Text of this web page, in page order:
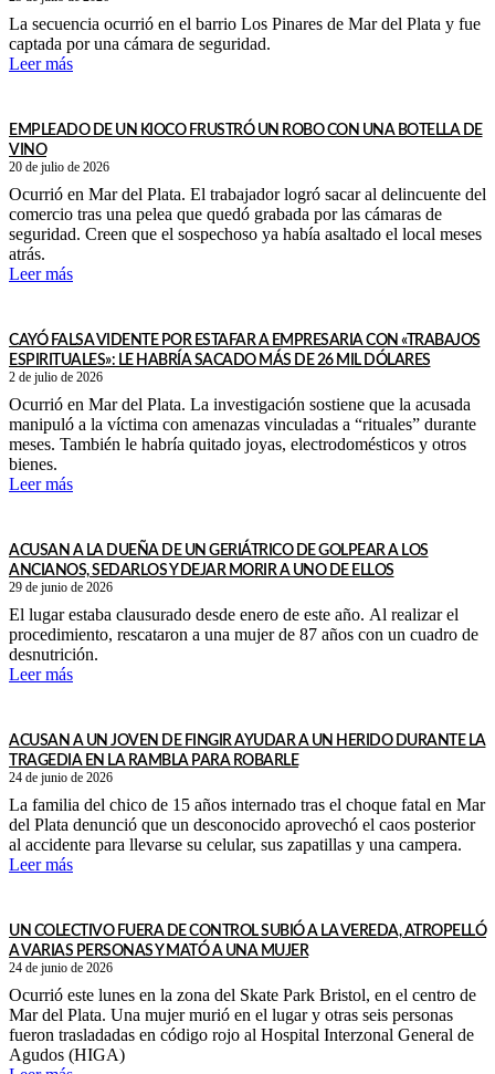
La secuencia ocurrió en el barrio Los Pinares de Mar del Plata y fue
captada por una cámara de seguridad.
Leer más
EMPLEADO DE UN KIOCO FRUSTRÓ UN ROBO CON UNA BOTELLA DE
VINO
20 de julio de 2026
Ocurrió en Mar del Plata. El trabajador logró sacar al delincuente del
comercio tras una pelea que quedó grabada por las cámaras de
seguridad. Creen que el sospechoso ya había asaltado el local meses
atrás.
Leer más
CAYÓ FALSA VIDENTE POR ESTAFAR A EMPRESARIA CON «TRABAJOS
ESPIRITUALES»: LE HABRÍA SACADO MÁS DE 26 MIL DÓLARES
2 de julio de 2026
Ocurrió en Mar del Plata. La investigación sostiene que la acusada
manipuló a la víctima con amenazas vinculadas a “rituales” durante
meses. También le habría quitado joyas, electrodomésticos y otros
bienes.
Leer más
ACUSAN A LA DUEÑA DE UN GERIÁTRICO DE GOLPEAR A LOS
ANCIANOS, SEDARLOS Y DEJAR MORIR A UNO DE ELLOS
29 de junio de 2026
El lugar estaba clausurado desde enero de este año. Al realizar el
procedimiento, rescataron a una mujer de 87 años con un cuadro de
desnutrición.
Leer más
ACUSAN A UN JOVEN DE FINGIR AYUDAR A UN HERIDO DURANTE LA
TRAGEDIA EN LA RAMBLA PARA ROBARLE
24 de junio de 2026
La familia del chico de 15 años internado tras el choque fatal en Mar
del Plata denunció que un desconocido aprovechó el caos posterior
al accidente para llevarse su celular, sus zapatillas y una campera.
Leer más
UN COLECTIVO FUERA DE CONTROL SUBIÓ A LA VEREDA, ATROPELLÓ
A VARIAS PERSONAS Y MATÓ A UNA MUJER
24 de junio de 2026
Ocurrió este lunes en la zona del Skate Park Bristol, en el centro de
Mar del Plata. Una mujer murió en el lugar y otras seis personas
fueron trasladadas en código rojo al Hospital Interzonal General de
Agudos (HIGA)